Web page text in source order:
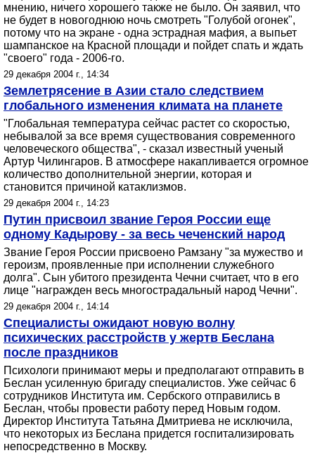
мнению, ничего хорошего также не было. Он заявил, что
не будет в новогоднюю ночь смотреть "Голубой огонек",
потому что на экране - одна эстрадная мафия, а выпьет
шампанское на Красной площади и пойдет спать и ждать
"своего" года - 2006-го.
29 декабря 2004 г., 14:34
Землетрясение в Азии стало следствием
глобального изменения климата на планете
"Глобальная температура сейчас растет со скоростью,
небывалой за все время существования современного
человеческого общества", - сказал известный ученый
Артур Чилингаров. В атмосфере накапливается огромное
количество дополнительной энергии, которая и
становится причиной катаклизмов.
29 декабря 2004 г., 14:23
Путин присвоил звание Героя России еще
одному Кадырову - за весь чеченский народ
Звание Героя России присвоено Рамзану "за мужество и
героизм, проявленные при исполнении служебного
долга". Сын убитого президента Чечни считает, что в его
лице "награжден весь многострадальный народ Чечни".
29 декабря 2004 г., 14:14
Специалисты ожидают новую волну
психических расстройств у жертв Беслана
после праздников
Психологи принимают меры и предполагают отправить в
Беслан усиленную бригаду специалистов. Уже сейчас 6
сотрудников Института им. Сербского отправились в
Беслан, чтобы провести работу перед Новым годом.
Директор Института Татьяна Дмитриева не исключила,
что некоторых из Беслана придется госпитализировать
непосредственно в Москву.